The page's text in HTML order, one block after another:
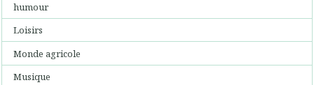
humour
Loisirs
Monde agricole
Musique